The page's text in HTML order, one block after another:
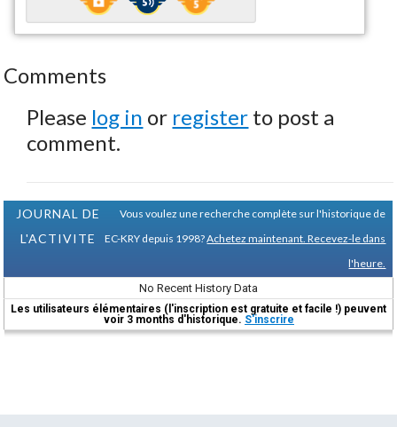
Comments
Please log in or register to post a
comment.
JOURNAL DE
L'ACTIVITE
Vous voulez une recherche complète sur l'historique de
EC-KRY depuis 1998?Achetez maintenant. Recevez-le dans
l'heure.
No Recent History Data
Les utilisateurs élémentaires (l'inscription est gratuite et facile !) peuvent
voir 3 months d'historique. S'inscrire